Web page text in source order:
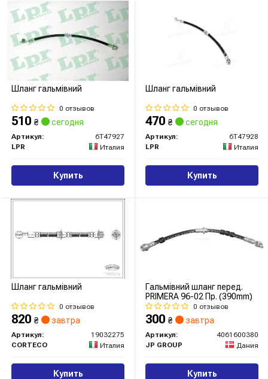
Шланг гальмівний
0 отзывов
510 ₴ сегодня
Артикул:
6T47927
LPR
Италия
Купить
Шланг гальмівний
0 отзывов
470 ₴ сегодня
Артикул:
6T47928
LPR
Италия
Купить
Шланг гальмівний
0 отзывов
820 ₴ завтра
Артикул:
19032275
CORTECO
Италия
Купить
Гальмівний шланг перед.
PRIMERA 96-02 Пр. (390mm)
0 отзывов
300 ₴ завтра
Артикул:
4061600380
JP GROUP
Дания
Купить